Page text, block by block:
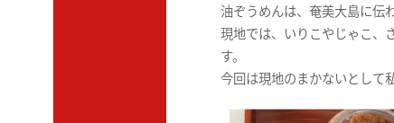
油ぞうめんは、奄美大島に伝
現地では、いりこやじゃこ、
す。
今回は現地のまかないとして